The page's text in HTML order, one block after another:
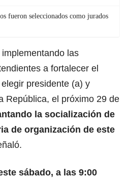
fueron seleccionados como jurados
las
a fortalecer el
presidente (a) y
República, el próximo 29 de
la socialización de
de organización de este
sábado, a las 9:00